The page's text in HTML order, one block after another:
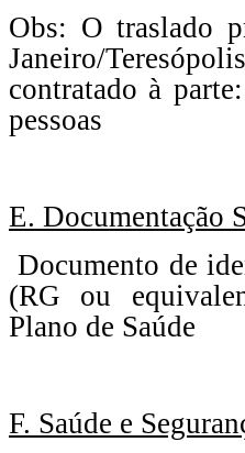
Obs: O traslado
Janeiro/
contratado à
pessoas
E. Documentação
Documento de
(RG ou
Plano de Saúde
F. Saúde e